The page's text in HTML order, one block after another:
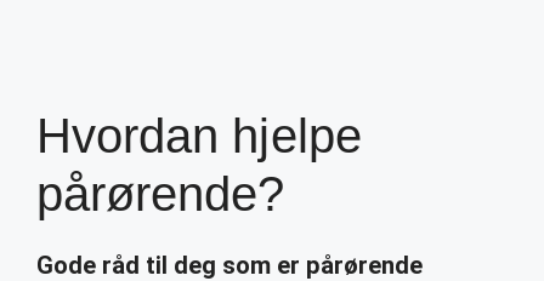
Hvordan hjelpe
pårørende?
Gode råd til deg som er pårørende